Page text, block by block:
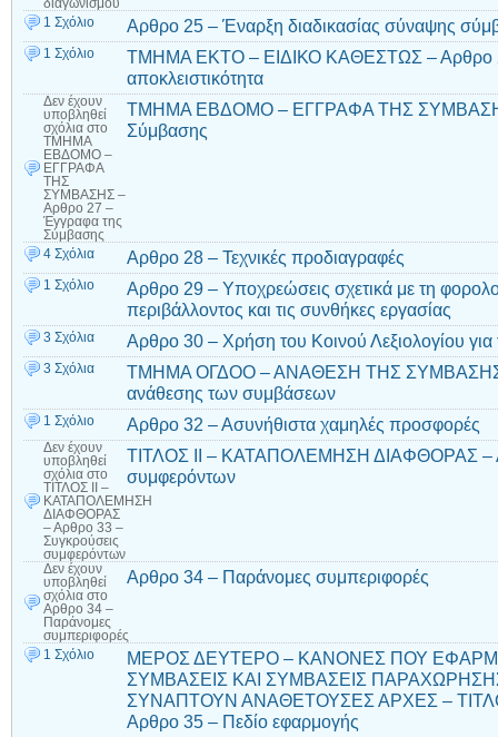
διαγωνισμού
1 Σχόλιο
Αρθρο 25 – Έναρξη διαδικασίας σύναψης
1 Σχόλιο
ΤΜΗΜΑ ΕΚΤΟ – ΕΙΔΙΚΟ ΚΑΘΕΣΤΩΣ – Αρθρο 26
αποκλειστικότητα
Δεν έχουν
υποβληθεί
σχόλια στο
ΤΜΗΜΑ
ΕΒΔΟΜΟ –
ΕΓΓΡΑΦΑ
ΤΗΣ
ΣΥΜΒΑΣΗΣ –
Αρθρο 27 –
Έγγραφα της
Σύμβασης
ΤΜΗΜΑ ΕΒΔΟΜΟ – ΕΓΓΡΑΦΑ ΤΗΣ ΣΥΜΒΑΣΗΣ
Σύμβασης
4 Σχόλια Αρθρο 28 – Τεχνικές προδιαγραφές
1 Σχόλιο
Αρθρο 29 – Υποχρεώσεις σχετικά με τη
περιβάλλοντος και τις συνθήκες εργασίας
3 Σχόλια Αρθρο 30 – Χρήση του Κοινού Λεξιολογίου για
3 Σχόλια
ΤΜΗΜΑ ΟΓΔΟΟ – ΑΝΑΘΕΣΗ ΤΗΣ ΣΥΜΒΑΣΗΣ –
ανάθεσης των συμβάσεων
1 Σχόλιο Αρθρο 32 – Ασυνήθιστα χαμηλές προσφορές
Δεν έχουν
υποβληθεί
σχόλια στο
ΤΙΤΛΟΣ ΙΙ –
ΚΑΤΑΠΟΛΕΜΗΣΗ
ΔΙΑΦΘΟΡΑΣ
– Αρθρο 33 –
Συγκρούσεις
συμφερόντων
ΤΙΤΛΟΣ ΙΙ – ΚΑΤΑΠΟΛΕΜΗΣΗ ΔΙΑΦΘΟΡΑΣ –
συμφερόντων
Δεν έχουν
υποβληθεί
σχόλια στο
Αρθρο 34 –
Παράνομες
συμπεριφορές
Αρθρο 34 – Παράνομες συμπεριφορές
1 Σχόλιο
ΜΕΡΟΣ ΔΕΥΤΕΡΟ – ΚΑΝΟΝΕΣ ΠΟΥ
ΣΥΜΒΑΣΕΙΣ ΚΑΙ ΣΥΜΒΑΣΕΙΣ
ΣΥΝΑΠΤΟΥΝ ΑΝΑΘΕΤΟΥΣΕΣ ΑΡΧΕΣ –
Αρθρο 35 – Πεδίο εφαρμογής